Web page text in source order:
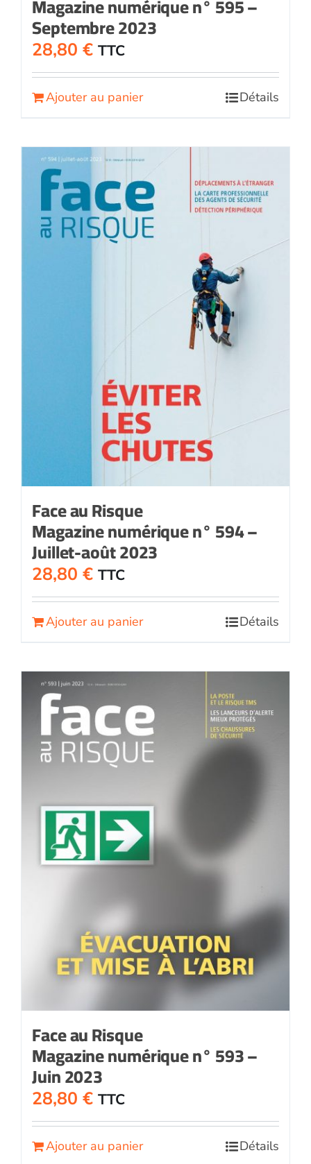
Septembre 2023
28,80 € TTC
Ajouter au panier Détails
Face au Risque
Magazine numérique n° 594 –
Juillet-août 2023
28,80 € TTC
Ajouter au panier Détails
Face au Risque
Magazine numérique n° 593 –
Juin 2023
28,80 € TTC
Ajouter au panier Détails